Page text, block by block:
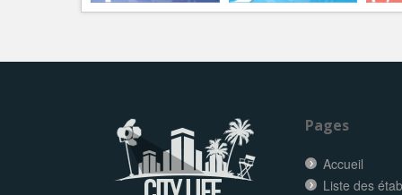
Pages
Accueil
Liste des